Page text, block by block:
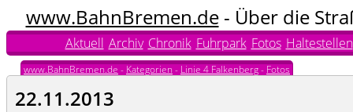
www.BahnBremen.de- Über die
Aktuell Archiv Chronik Fuhrpark Fotos Haltestellen
www.BahnBremen.de - Kategorien - Linie 4 Falkenberg- Fotos
22.11.2013